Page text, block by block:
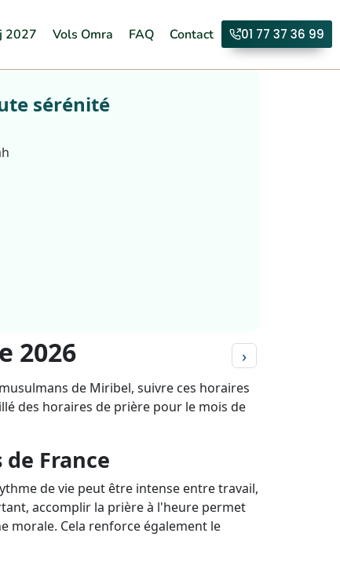
2027 Vols Omra FAQ Contact 01 77 37 36 99
sérénité
2026 ›
de Miribel, suivre ces horaires
des horaires de prière pour le mois de
France
de vie peut être intense entre travail,
accomplir la prière à l'heure permet
morale. Cela renforce également le